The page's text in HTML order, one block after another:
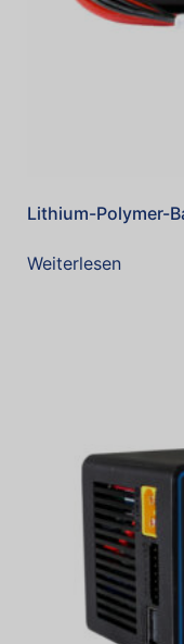
Lithium-Polymer-
Weiterlesen